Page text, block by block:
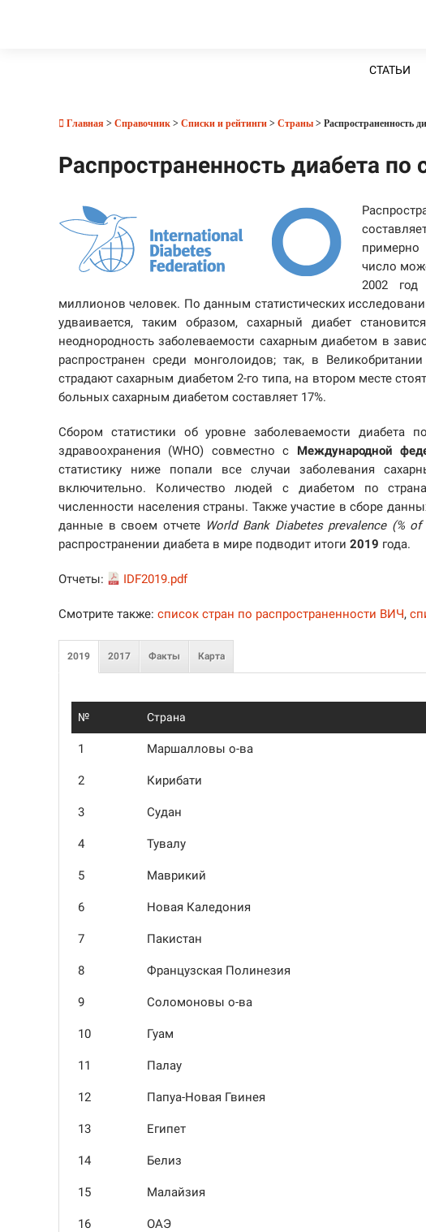
СТАТЬИ
Главная > Справочник > Списки и рейтинги > Страны > Распространенность
Распространенность диабета по
примерно
число
2002
миллионов человек. По данным статистических
удваивается, таким образом, сахарный диабет
неоднородность заболеваемости сахарным диабетом в
распространен среди монголоидов; так, в
страдают сахарным диабетом 2-го типа, на втором месте
больных сахарным диабетом составляет 17%.
Сбором статистики об уровне заболеваемости диабета
здравоохранения (WHO) совместно с Международной
статистику ниже попали все случаи заболевания
включительно. Количество людей с диабетом по
численности населения страны. Также участие в сборе
данные в своем отчете World Bank Diabetes prevalence (%
распространении диабета в мире подводит итоги 2019 года.
Отчеты: IDF2019.pdf
Смотрите также: список стран по распространенности ВИЧ,
2019 2017 Факты Карта
№ Страна
1 Маршалловы о-ва
2 Кирибати
3 Судан
4 Тувалу
5 Маврикий
6 Новая Каледония
7 Пакистан
8 Французская Полинезия
9 Соломоновы о-ва
10 Гуам
11 Палау
12 Папуа-Новая Гвинея
13 Египет
14 Белиз
15 Малайзия
16 ОАЭ